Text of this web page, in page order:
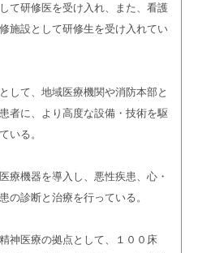
て研修医を受け入れ、また、看護
施設として研修生を受け入れてい
して、地域医療機関や消防本部と
者に、より高度な設備・技術を駆
いる。
療機器を導入し、悪性疾患、心・
の診断と治療を行っている。
神医療の拠点として、１００床